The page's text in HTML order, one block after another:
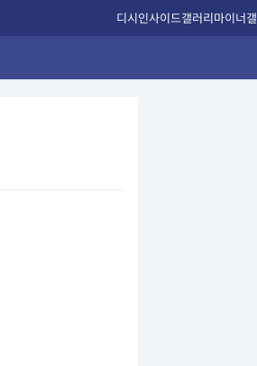
디시인사이드갤러리마이너갤